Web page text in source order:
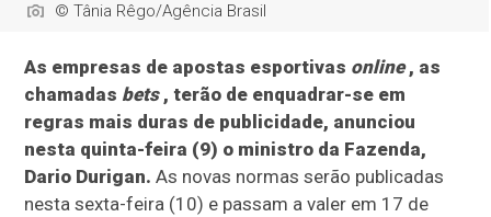
© Tânia Rêgo/Agência Brasil
As empresas de apostas esportivas online, as
chamadas bets, terão de enquadrar-se em
regras mais duras de publicidade, anunciou
nesta quinta-feira (9) o ministro da Fazenda,
Dario Durigan. As novas normas serão publicadas
nesta sexta-feira (10) e passam a valer em 17 de